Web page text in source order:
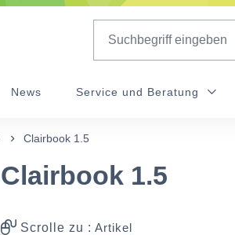
News Service und Beratung
Clairbook 1.5
Clairbook 1.5
Scrolle zu : Artikel